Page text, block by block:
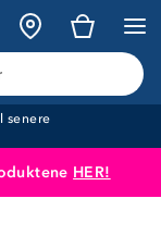
senere
HER!